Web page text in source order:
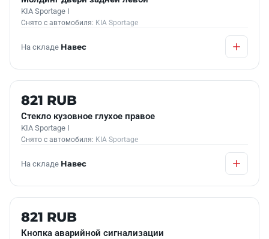
KIA Sportage I
Снято с автомобиля: KIA Sportage
На складе Навес
Б/У В НАЛИЧИИ
821 RUB
Стекло кузовное глухое правое
KIA Sportage I
Снято с автомобиля: KIA Sportage
На складе Навес
Б/У В НАЛИЧИИ
821 RUB
Кнопка аварийной сигнализации